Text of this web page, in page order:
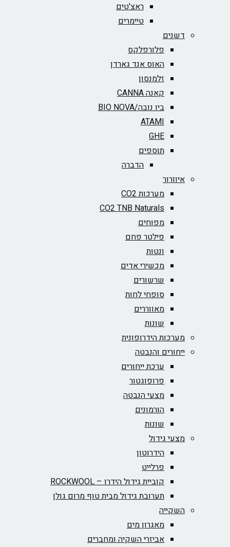
ראצ'טים
טיימרים
דשנים
פלורפלקס
האוס אנד גארדן
זלמנסון
קאנה CANNA
ביו נובה/BIO NOVA‏
ATAMI
GHE
תוספים
הדברה
איוורור
מערכות CO2
CO2 TNB Naturals
מפוחים
פילטר פחם
ונטות
מכשירי אדים
שרשורים
סופחי לחות
מאווררים
שונות
מערכות הידרופונית
ייחורים והנבטה
ערכת ייחורים
פרופוגטור
מצעי הנבטה
הורמונים
שונות
מצעי גידול
הידרוטון
פרלייט
קוביית גידול הידרו – ROCKWOOL‏
תערובת גידול מבית טוף מרום גולן
השקייה
מאגרון מים
אביזרי השקיה ומחברים